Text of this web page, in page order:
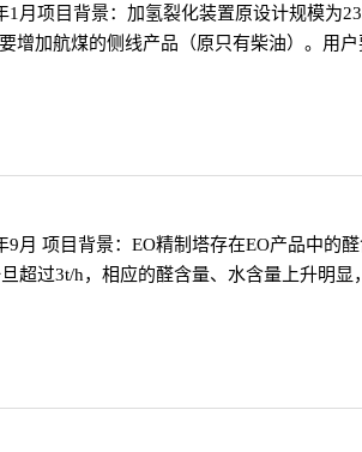
1月项目背景：加氢裂化装置原设计规模为
增加航煤的侧线产品（原只有柴油）。用
9月 项目背景：EO精制塔存在EO产品中的
超过3t/h，相应的醛含量、水含量上升明